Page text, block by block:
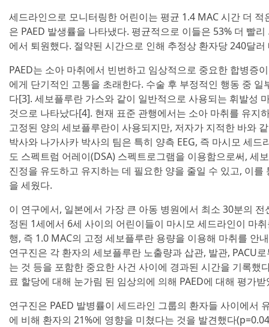
세드라인으로 모니터링한 어린이는 평균 1.4 MAC 시간 더
은 PAED 발생률을 나타냈다. 평균적으로 이들은 53% 더 빨
에서 퇴원했다. 절약된 시간으로 인해 추정상 환자당 240달
PAED는 소아 마취에서 빈번하고 임상적으로 중요한 합병증
에게 단기적인 고통을 초래한다. 수술 후 부정적인 행동 중
다[3]. 세보플루란 가스와 같이 일반적으로 사용되는 휘발성
것으로 나타났다[4]. 현재 표준 관행에서는 소아 마취를 유지
고정된 양의 세보플루란이 사용되지만, 저자가 지적한 바와
박사와 나가사카 박사의 팀은 특히 양측 EEG, 즉 마시모 세
도 스펙트럼 어레이(DSA) 스펙트로그램을 이용함으로써, 세
진정을 유도하고 유지하는 데 필요한 양을 줄일 수 있고, 이를
을 세웠다.
이 연구에서, 일본에서 가장 큰 아동 병원에서 최소 30분의
정된 1세에서 6세 사이의 어린이들이 마시모 세드라인이 마
행, 즉 1.0 MAC의 고정 세보플루란 용량을 이용해 마취를 안
연구진은 각 환자의 세보플루란 노출량과 삽관, 발관, PACU
는 것 등을 포함한 중요한 사건 사이에 경과된 시간을 기록했
료 할당에 대해 눈가림 된 임상의에 의해 PAED에 대해 평가받
연구진은 PAED 발병률이 세드라인 그룹의 환자들 사이에서
에 비해 환자의 21%에 영향을 미쳤다는 것을 발견했다